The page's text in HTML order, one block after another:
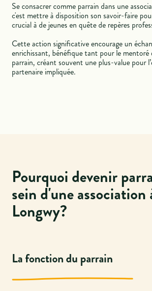
Se consacrer comme parrain dans une
c'est mettre à disposition son savoir-faire
crucial à de jeunes en quête de repères
Cette action significative encourage un
enrichissant, bénéfique tant pour le mentoré
parrain, créant souvent une plus-value pour
partenaire impliquée.
Pourquoi devenir
sein d'une association
Longwy?
La fonction du parrain